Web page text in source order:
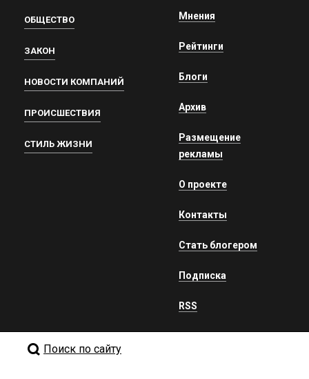
ОБЩЕСТВО
ЗАКОН
НОВОСТИ КОМПАНИЙ
ПРОИСШЕСТВИЯ
СТИЛЬ ЖИЗНИ
Мнения
Рейтинги
Блоги
Архив
Размещение
рекламы
О проекте
Контакты
Стать блогером
Подписка
RSS
Поиск по сайту